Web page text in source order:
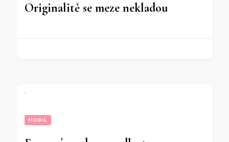
Originalitě se meze nekladou
MOBIL